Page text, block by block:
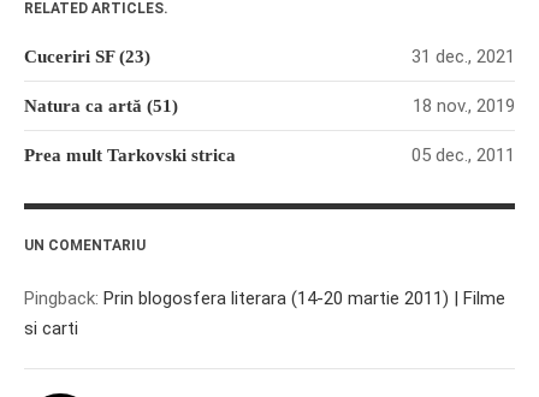
RELATED ARTICLES.
Cuceriri SF (23) 31 dec., 2021
Natura ca artă (51) 18 nov., 2019
Prea mult Tarkovski strica 05 dec., 2011
UN COMENTARIU
Pingback: Prin blogosfera literara (14-20 martie 2011) | Filme
si carti